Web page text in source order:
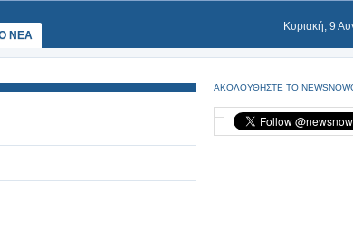
NEA
Κυριακή, 9
ΑΚΟΛΟΥΘΗΣΤΕ ΤΟ